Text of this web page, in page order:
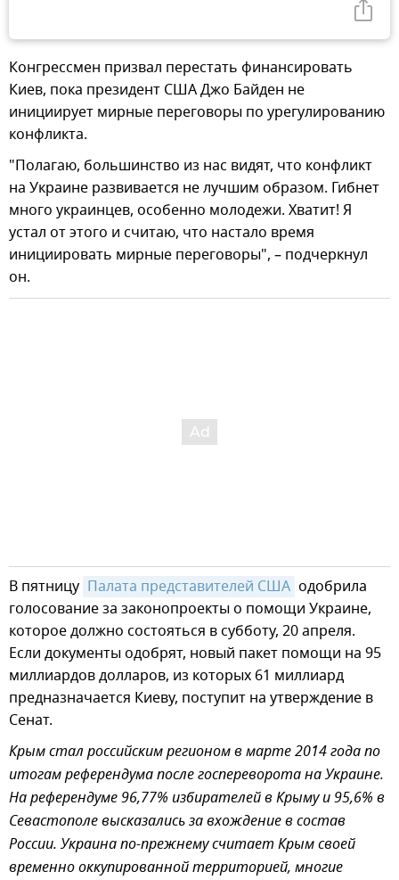
Конгрессмен призвал перестать финансировать
Киев, пока президент США Джо Байден не
инициирует мирные переговоры по урегулированию
конфликта.
"Полагаю, большинство из нас видят, что конфликт
на Украине развивается не лучшим образом. Гибнет
много украинцев, особенно молодежи. Хватит! Я
устал от этого и считаю, что настало время
инициировать мирные переговоры", – подчеркнул
он.
В пятницу Палата представителей США одобрила
голосование за законопроекты о помощи Украине,
которое должно состояться в субботу, 20 апреля.
Если документы одобрят, новый пакет помощи на 95
миллиардов долларов, из которых 61 миллиард
предназначается Киеву, поступит на утверждение в
Сенат.
Крым стал российским регионом в марте 2014 года по
итогам референдума после госпереворота на Украине.
На референдуме 96,77% избирателей в Крыму и 95,6% в
Севастополе высказались за вхождение в состав
России. Украина по-прежнему считает Крым своей
временно оккупированной территорией, многие